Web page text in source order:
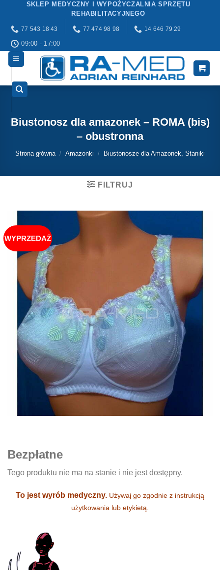
Przewiń
zawartości
SKLEP MEDYCZNY I WYPOŻYCZALNIA SPRZĘTU
REHABILITACYJNEGO
77 543 18 43 77 474 98 98 14 646 79 29
09:00 - 17:00
Biustonosz dla amazonek – ROMA (bis)
– obustronna
Strona główna / Amazonki / Biustonosze dla Amazonek, Staniki
FILTRUJ
WYPRZEDAŻ
Bezpłatne
Tego produktu nie ma na stanie i nie jest dostępny.
To jest wyrób medyczny. Używaj go zgodnie z instrukcją
użytkowania lub etykietą.